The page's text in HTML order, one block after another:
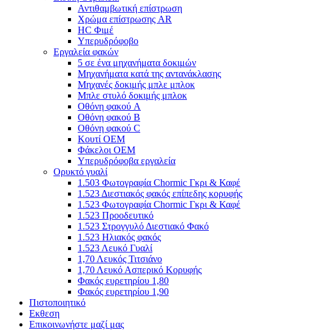
Αντιθαμβωτική επίστρωση
Χρώμα επίστρωσης AR
HC Φιμέ
Υπερυδρόφοβο
Εργαλεία φακών
5 σε ένα μηχανήματα δοκιμών
Μηχανήματα κατά της αντανάκλασης
Μηχανές δοκιμής μπλε μπλοκ
Μπλε στυλό δοκιμής μπλοκ
Οθόνη φακού A
Οθόνη φακού Β
Οθόνη φακού C
Κουτί OEM
Φάκελοι OEM
Υπερυδρόφοβα εργαλεία
Ορυκτό γυαλί
1.503 Φωτογραφία Chormic Γκρι & Καφέ
1.523 Διεστιακός φακός επίπεδης κορυφής
1.523 Φωτογραφία Chormic Γκρι & Καφέ
1.523 Προοδευτικό
1.523 Στρογγυλό Διεστιακό Φακό
1.523 Ηλιακός φακός
1.523 Λευκό Γυαλί
1,70 Λευκός Τιτσιάνο
1,70 Λευκό Ασπερικό Κορυφής
Φακός ευρετηρίου 1,80
Φακός ευρετηρίου 1,90
Πιστοποιητικό
Εκθεση
Επικοινωνήστε μαζί μας